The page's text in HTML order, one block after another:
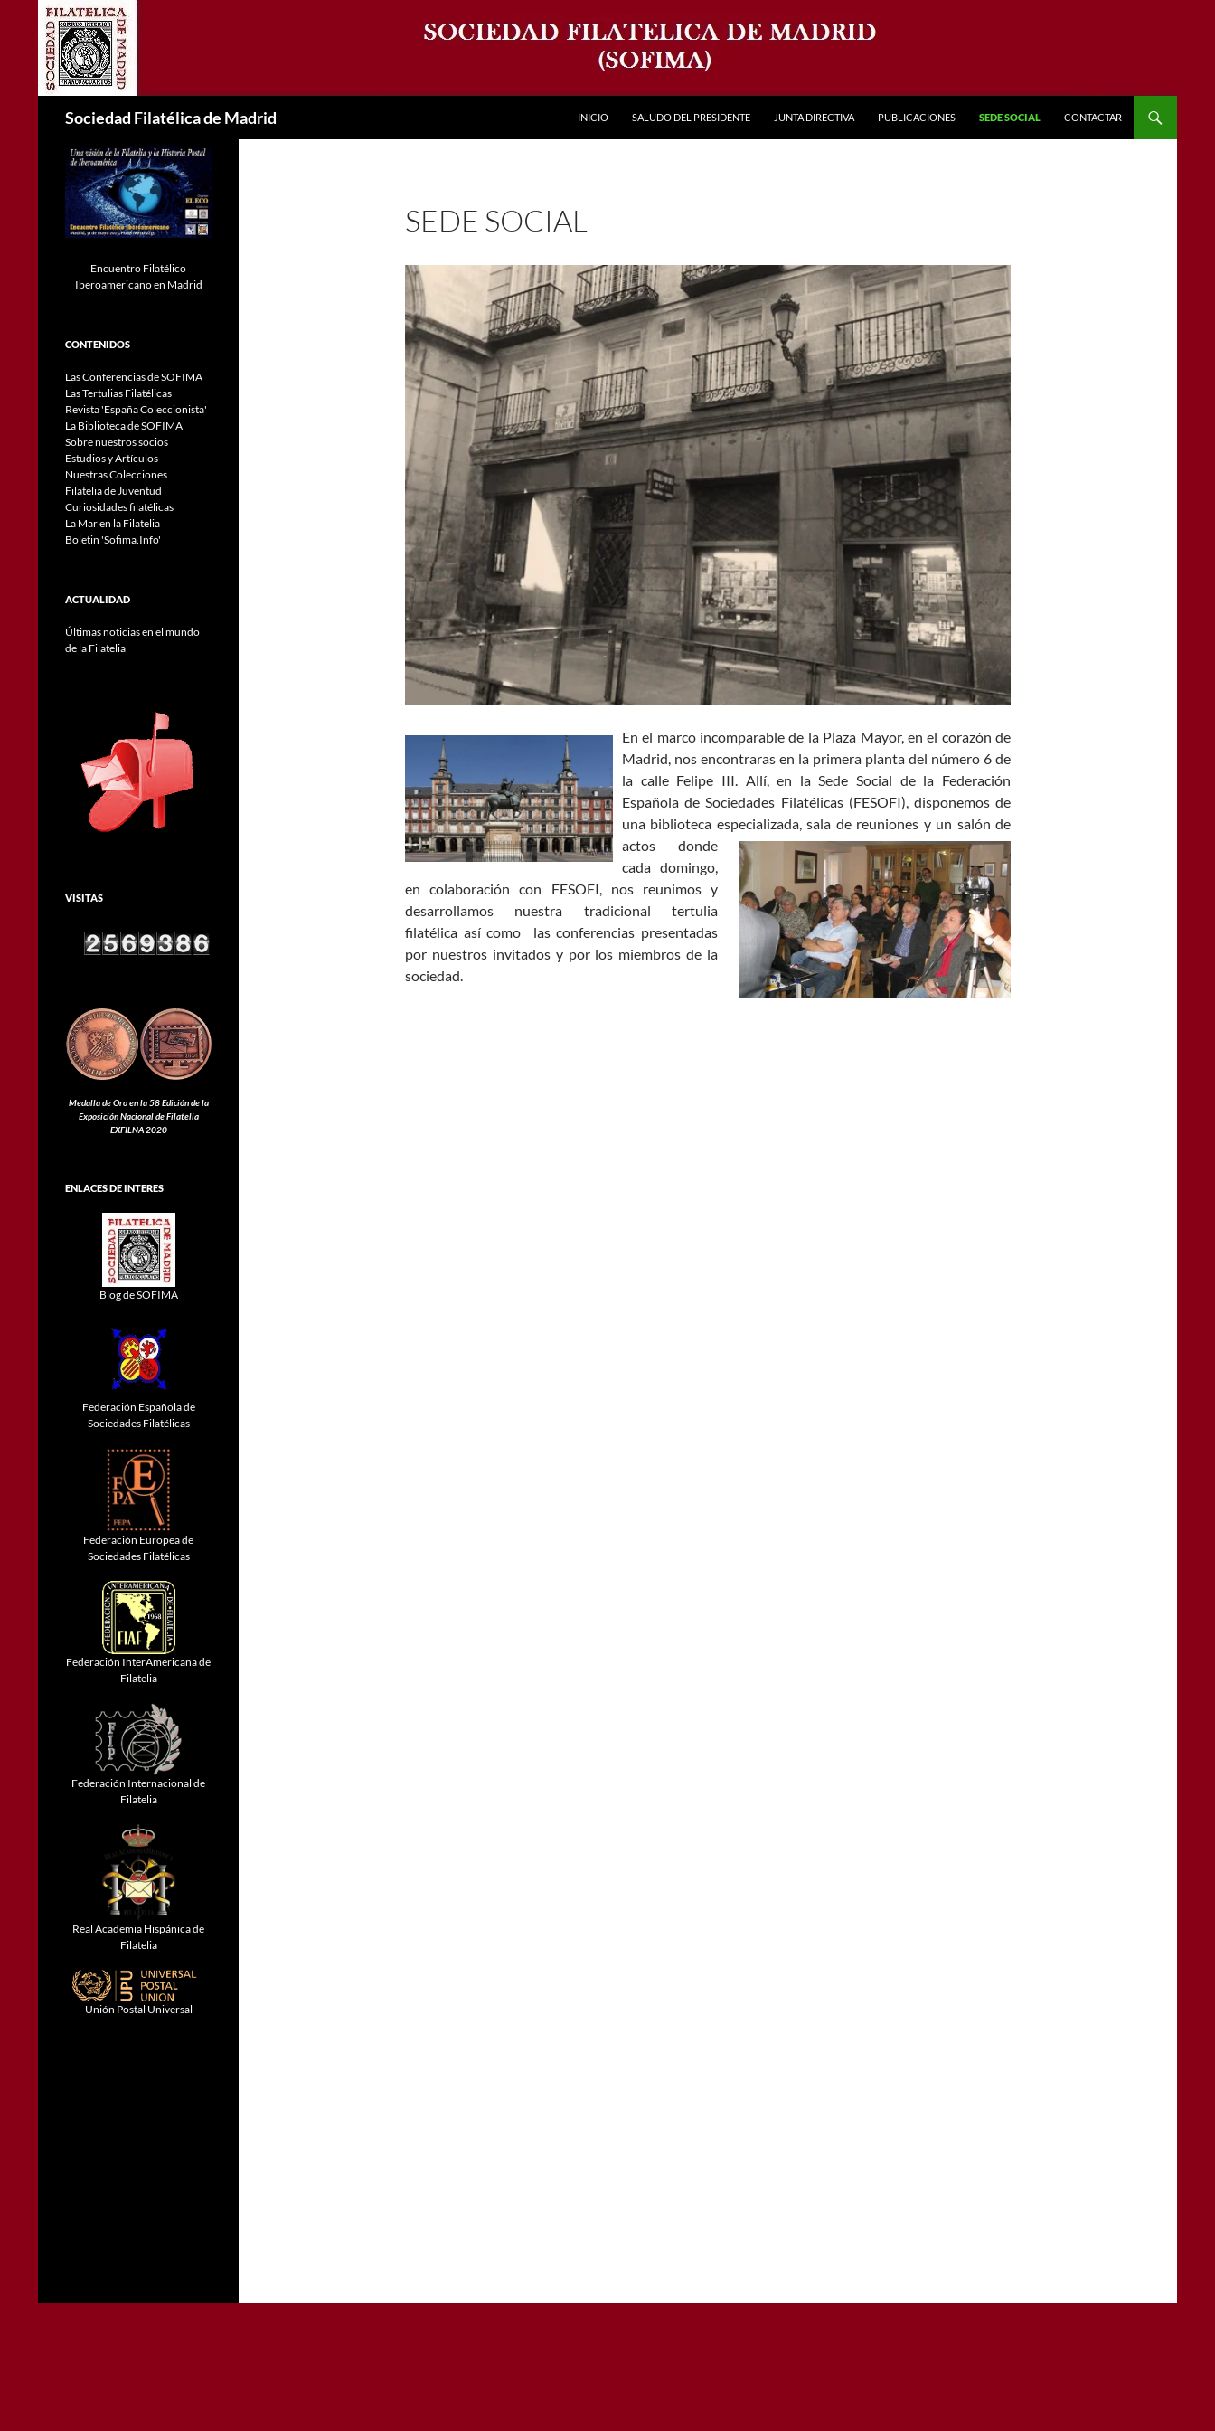
contenido
Sociedad Filatélica de Madrid INICIO SALUDO DEL PRESIDENTE JUNTA DIRECTIVA PUBLICACIONES SEDE SOCIAL CONTACTAR
SEDE SOCIAL
En el marco incomparable de la Plaza Mayor, en el corazón de
Madrid, nos encontraras en la primera planta del número 6 de
la calle Felipe III. Allí, en la Sede Social de la Federación
Española de Sociedades Filatélicas (FESOFI), disponemos de
una biblioteca especializada, sala de reuniones y un salón de
actos donde
cada domingo,
en colaboración con FESOFI, nos reunimos y
desarrollamos nuestra tradicional tertulia
filatélica así como las conferencias presentadas
por nuestros invitados y por los miembros de la
sociedad.
Encuentro Filatélico
Iberoamericano en Madrid
CONTENIDOS
Las Conferencias de SOFIMA
Las Tertulias Filatélicas
Revista 'España Coleccionista'
La Biblioteca de SOFIMA
Sobre nuestros socios
Estudios y Artículos
Nuestras Colecciones
Filatelia de Juventud
Curiosidades filatélicas
La Mar en la Filatelia
Boletin 'Sofima.Info'
ACTUALIDAD
Últimas noticias en el mundo
de la Filatelia
VISITAS
Medalla de Oro en la 58 Edición de la
Exposición Nacional de Filatelia
EXFILNA 2020
ENLACES DE INTERES
Blog de SOFIMA
Federación Española de
Sociedades Filatélicas
Federación Europea de
Sociedades Filatélicas
Federación InterAmericana de
Filatelia
Federación Internacional de
Filatelia
Real Academia Hispánica de
Filatelia
Unión Postal Universal